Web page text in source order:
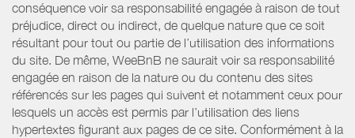
conséquence voir sa responsabilité engagée à raison de tout
préjudice, direct ou indirect, de quelque nature que ce soit
résultant pour tout ou partie de l’utilisation des informations
du site. De même, WeeBnB ne saurait voir sa responsabilité
engagée en raison de la nature ou du contenu des sites
référencés sur les pages qui suivent et notamment ceux pour
lesquels un accès est permis par l’utilisation des liens
hypertextes figurant aux pages de ce site. Conformément à la